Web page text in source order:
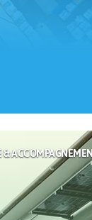
vos panneaux
&